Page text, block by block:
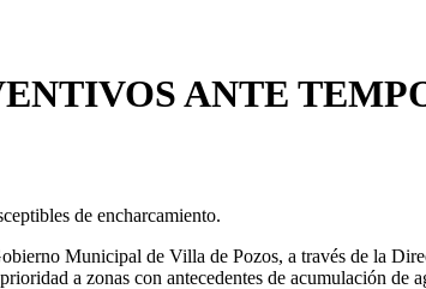
ANTE
de encharcamiento.
Municipal de Villa de Pozos, a través de la
a zonas con antecedentes de acumulación de